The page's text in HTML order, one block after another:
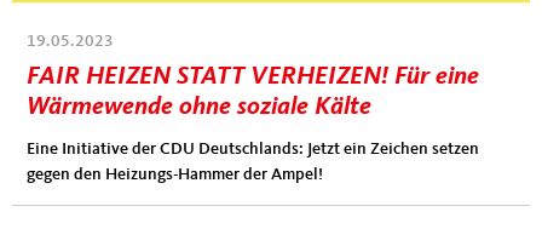
19.05.2023
FAIR HEIZEN STATT VERHEIZEN! Für eine
Wärmewende ohne soziale Kälte
Eine Initiative der CDU Deutschlands: Jetzt ein Zeichen setzen
gegen den Heizungs-Hammer der Ampel!